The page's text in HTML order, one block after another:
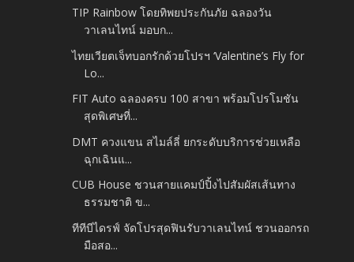
TIP Rainbow โดยทิพยประกันภัย ฉลองวัน
วาเลนไทน์ มอบก...
ไทยเวียตเจ็ทบอกรักด้วยโปรฯ ‘Valentine’s Fly for
Lo...
FIT Auto ฉลองครบ 100 สาขา พร้อมโปรโมชัน
สุดพิเศษที่...
DMT ควงแขน สไมล์ลี่ ยกระดับบริการช่วยเหลือ
ฉุกเฉินแ...
CUB House ชวนสายแคมป์ปิ้งไปสัมผัสเส้นทาง
ธรรมชาติ ข...
ทีทีบีไดรฟ์ จัดโปรสุดฟินรับวาเลนไทน์ ชวนออกรถ
มือสอ...